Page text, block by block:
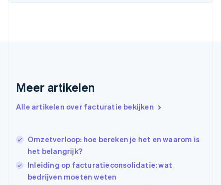
Meer artikelen
Alle artikelen over facturatie bekijken
Omzetverloop: hoe bereken je het en waarom is
het belangrijk?
Inleiding op facturatieconsolidatie: wat
bedrijven moeten weten
Finland
Hongarije
Hongkong SAR, China
English
English
Italië
ItalianoEnglish